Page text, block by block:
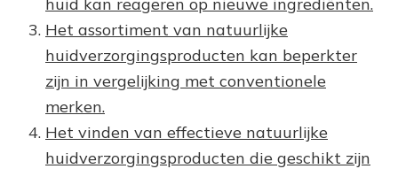
huid kan reageren op nieuwe ingrediënten.
Het assortiment van natuurlijke
huidverzorgingsproducten kan beperkter
zijn in vergelijking met conventionele
merken.
Het vinden van effectieve natuurlijke
huidverzorgingsproducten die geschikt zijn